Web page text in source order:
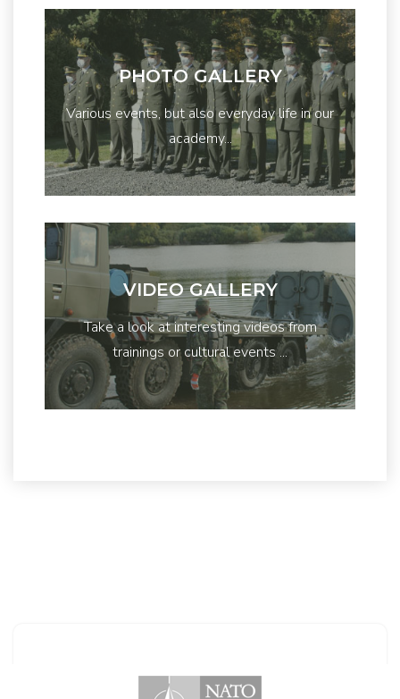
PHOTO GALLERY
Various events, but also everyday life in our
academy...
VIDEO GALLERY
Take a look at interesting videos from
trainings or cultural events ...